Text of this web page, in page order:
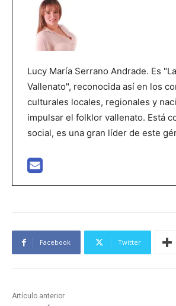
Lucy María Serrano Andrade. Es
Vallenato", reconocida así en los
culturales locales, regionales y
impulsar el folklor vallenato. Está
social, es una gran líder de este
Facebook Twitter
Artículo anterior